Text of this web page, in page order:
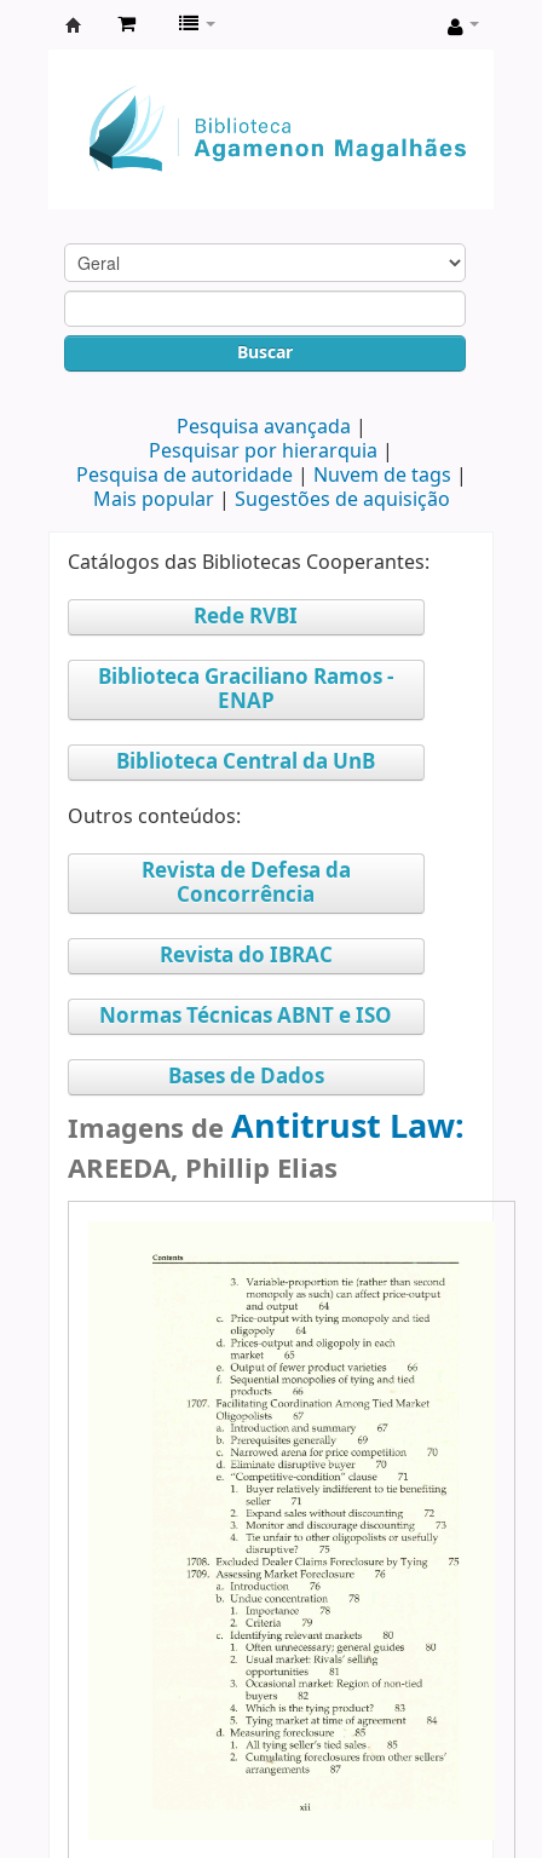
Agamenon
Magalhães
Buscar
Pesquisa avançada
Pesquisar por hierarquia
Pesquisa de autoridade
Nuvem de tags
Mais popular
Sugestões de aquisição
Catálogos das Bibliotecas Cooperantes:
Rede RVBI
Biblioteca Graciliano Ramos -
ENAP
Biblioteca Central da UnB
Outros conteúdos:
Revista de Defesa da
Concorrência
Revista do IBRAC
Normas Técnicas ABNT e ISO
Bases de Dados
Imagens de Antitrust Law:
AREEDA, Phillip Elias